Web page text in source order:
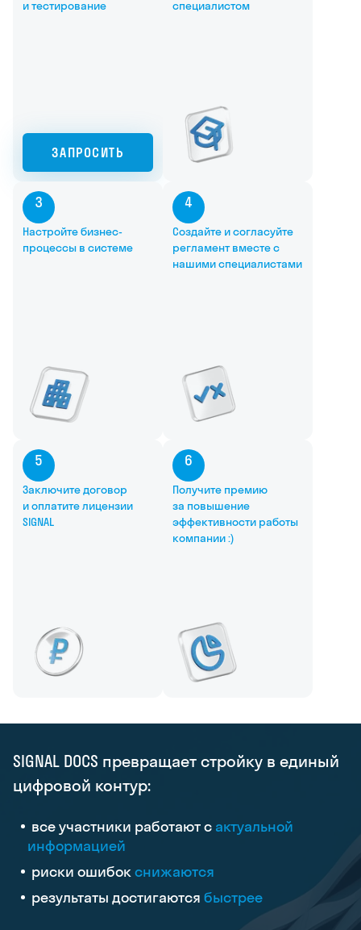
и тестирование
ЗАПРОСИТЬ
специалистом
3
Настройте бизнес-
процессы в системе
4
Создайте и согласуйте
регламент вместе с
нашими специалистами
5
Заключите договор
и оплатите лицензии
SIGNAL
6
Получите премию
за повышение
эффективности работы
компании :)
SIGNAL DOCS превращает стройку в единый
цифровой контур:
всеучастники работаютс актуальной
информацией
риски ошибокснижаются
результаты достигаются быстрее